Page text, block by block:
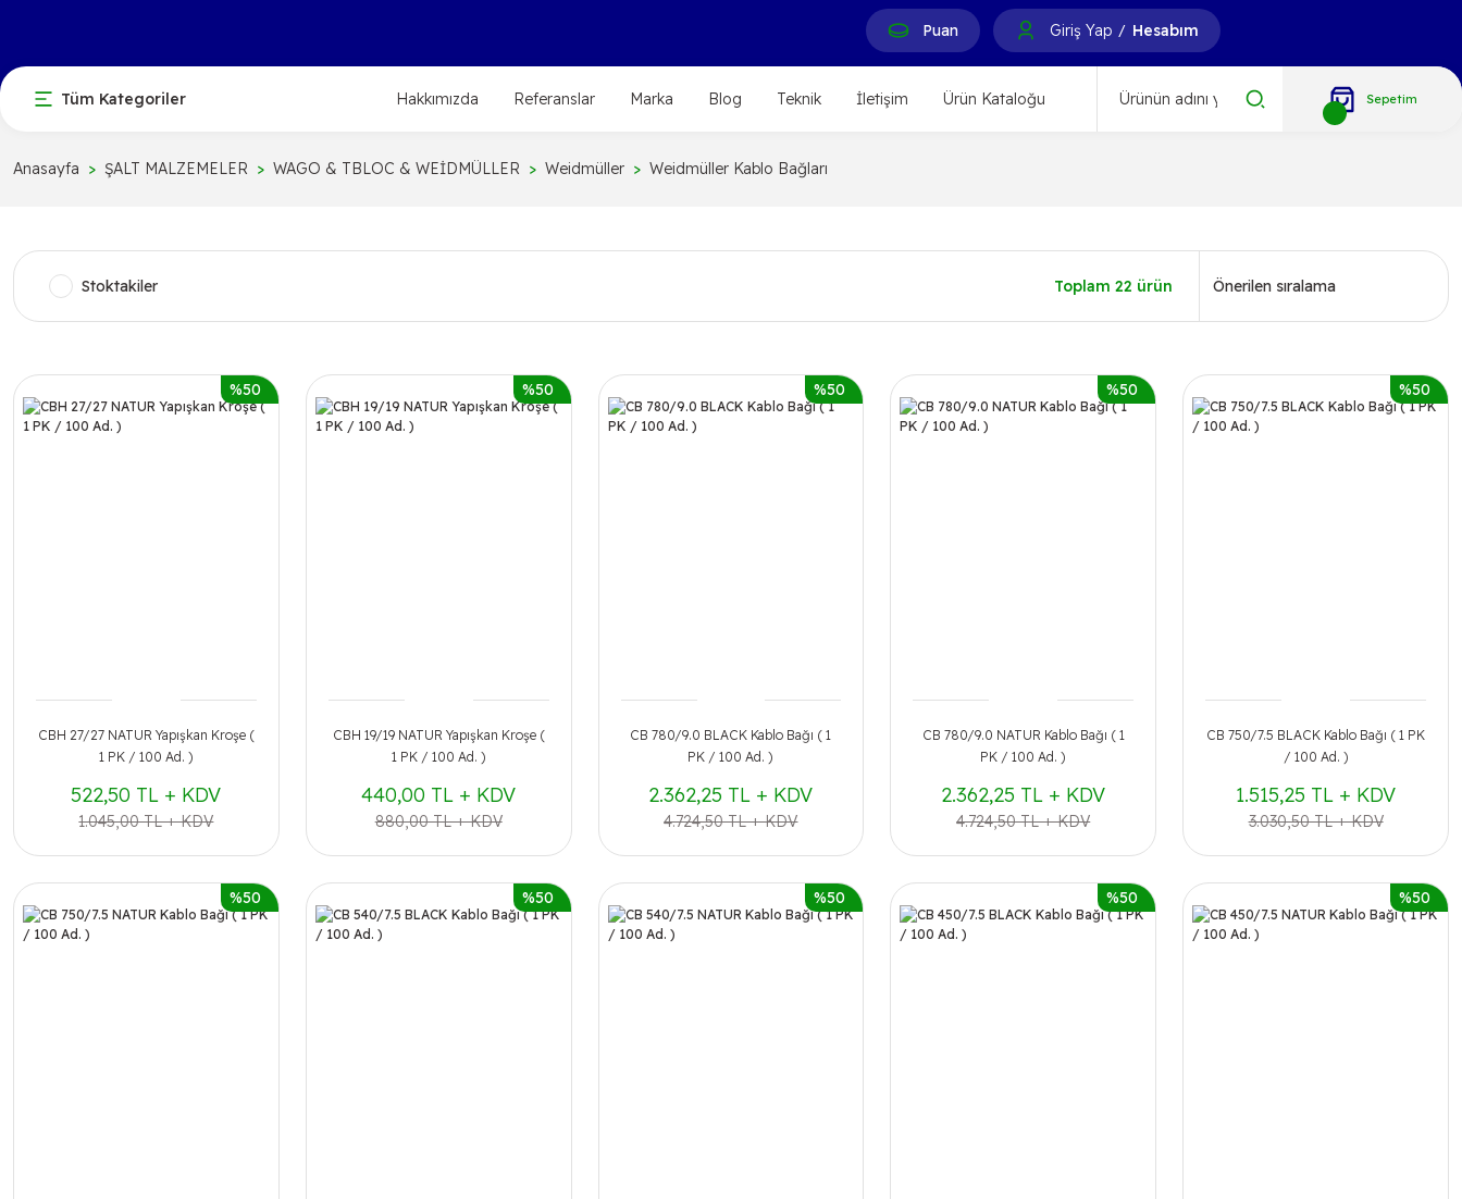
Puan Giriş Yap / Hesabım
Tüm Kategoriler Hakkımızda Referanslar Marka Blog Teknik İletişim Ürün Kataloğu Sepetim
Anasayfa ŞALT MALZEMELER WAGO & TBLOC & WEİDMÜLLER Weidmüller Weidmüller Kablo Bağları
Stoktakiler Toplam 22 ürün
%50
CBH 27/27 NATUR Yapışkan Kroşe (
1 PK / 100 Ad. )
522,50 TL + KDV
1.045,00 TL + KDV
%50
CBH 19/19 NATUR Yapışkan Kroşe (
1 PK / 100 Ad. )
440,00 TL + KDV
880,00 TL + KDV
%50
CB 780/9.0 BLACK Kablo Bağı ( 1
PK / 100 Ad. )
2.362,25 TL + KDV
4.724,50 TL + KDV
%50
CB 780/9.0 NATUR Kablo Bağı ( 1
PK / 100 Ad. )
2.362,25 TL + KDV
4.724,50 TL + KDV
%50
CB 750/7.5 BLACK Kablo Bağı ( 1 PK
/ 100 Ad. )
1.515,25 TL + KDV
3.030,50 TL + KDV
%50 %50 %50 %50 %50